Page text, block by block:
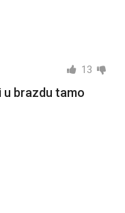
13
u brazdu tamo